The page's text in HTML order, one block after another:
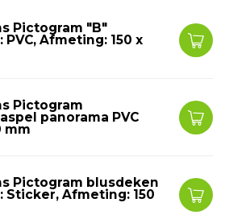
Pictogram "B"
PVC, Afmeting: 150 x
Pictogram
panorama PVC
mm
Pictogram blusdeken
Sticker, Afmeting: 150